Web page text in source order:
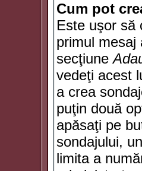
Cum pot
Este uşor să
primul mesaj
secţiune
vedeţi acest
a crea
puţin două
apăsaţi pe
sondajului,
limita a